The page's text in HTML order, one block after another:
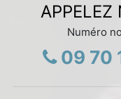
APPELEZ
Numéro
09 70